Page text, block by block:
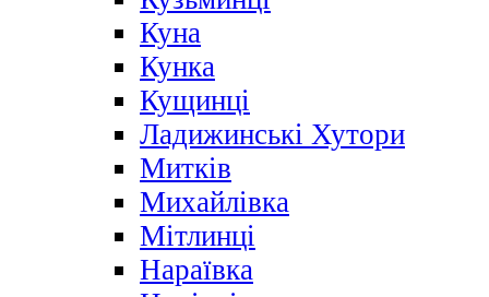
Куна
Кунка
Кущинці
Ладижинські Хутори
Митків
Михайлівка
Мітлинці
Нараївка